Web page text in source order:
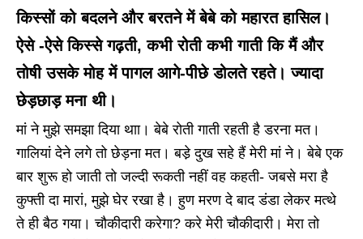
किस्सों को बदलने और बरतने में बेबे को महारत हासिल।
ऐसे -ऐसे किस्से गढ़ती, कभी रोती कभी गाती कि मैं और
तोषी उसके मोह में पागल आगे-पीछे डोलते रहते। ज्यादा
छेड़छाड़ मना थी।
मां ने मुझे समझा दिया थाा। बेबे रोती गाती रहती है डरना मत।
गालियां देने लगे तो छेड़ना मत। बडे़ दुख सहे हैं मेरी मां ने। बेबे एक
बार शुरू हो जाती तो जल्दी रूकती नहीं वह कहती- जबसे मरा है
कुफ्ती दा मारां, मुझे घेर रखा है। हुण मरण दे बाद डंडा लेकर मत्थे
ते ही बैठ गया। चौकीदारी करेगा? करे मेरी चौकीदारी। मेरा तो